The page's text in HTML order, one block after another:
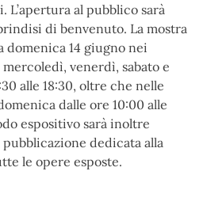
L’apertura al pubblico sarà
di benvenuto. La mostra
domenica 14 giugno nei
venerdì, sabato e
alle 18:30, oltre che nelle
dalle ore 10:00 alle
espositivo sarà inoltre
dedicata alla
le opere esposte.